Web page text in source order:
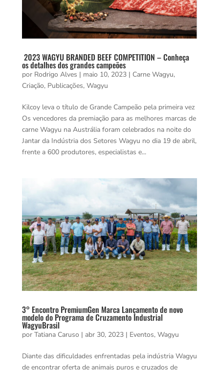
2023 WAGYU BRANDED BEEF COMPETITION – Conheça
os detalhes dos grandes campeões
por Rodrigo Alves | maio 10, 2023| Carne Wagyu,
Criação, Publicações, Wagyu
Kilcoy leva o título de Grande Campeão pela primeira vez
Os vencedores da premiação para as melhores marcas de
carne Wagyu na Austrália foram celebrados na noite do
Jantar da Indústria dos Setores Wagyu no dia 19 de abril,
frente a 600 produtores, especialistas e...
3° Encontro PremiumGen Marca Lançamento de novo
modelo do Programa de Cruzamento Industrial
WagyuBrasil
por Tatiana Caruso | abr 30, 2023| Eventos, Wagyu
Diante das dificuldades enfrentadas pela indústria Wagyu
de encontrar oferta de animais puros e cruzados de